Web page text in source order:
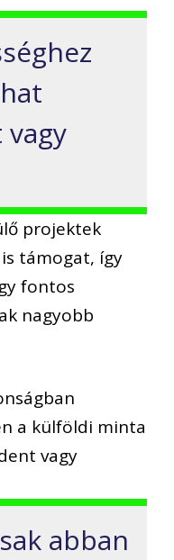
projektek
támogat, így
fontos
nagyobb
a külföldi minta
vagy
abban